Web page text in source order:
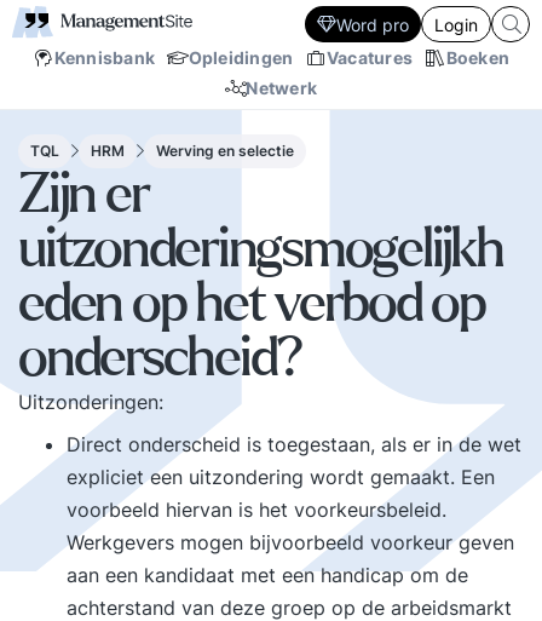
Kennisbank Opleidingen Vacatures
Boeken
Netwerk
Word pro Login
TQL HRM Werving en selectie
Zijn er
uitzonderingsmogelijkh
eden op het verbod op
onderscheid?
Uitzonderingen:
Direct onderscheid is toegestaan, als er in de wet
expliciet een uitzondering wordt gemaakt. Een
voorbeeld hiervan is het voorkeursbeleid.
Werkgevers mogen bijvoorbeeld voorkeur geven
aan een kandidaat met een handicap om de
achterstand van deze groep op de arbeidsmarkt